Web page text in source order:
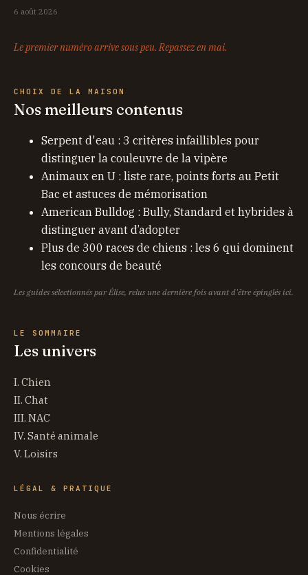
6 août 2026
Le premier numéro arrive sous peu. Repassez en mai.
CHOIX DE LA MAISON
Nos meilleurs contenus
Serpent d'eau : 3 critères infaillibles pour
distinguer la couleuvre de la vipère
Animaux en U : liste rare, points forts au Petit
Bac et astuces de mémorisation
American Bulldog : Bully, Standard et hybrides à
distinguer avant d’adopter
Plus de 300 races de chiens : les 6 qui dominent
les concours de beauté
Les guides sélectionnés par Élise, relus une dernière fois avant d'être épinglés ici.
LE SOMMAIRE
Les univers
I. Chien
II. Chat
III. NAC
IV. Santé animale
V. Loisirs
LÉGAL & PRATIQUE
Nous écrire
Mentions légales
Confidentialité
Cookies